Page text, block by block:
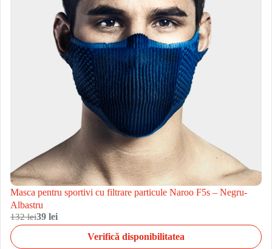
Masca pentru sportivi cu filtrare particule Naroo F5s – Negru-
Albastru
132 lei39 lei
Verifică disponibilitatea